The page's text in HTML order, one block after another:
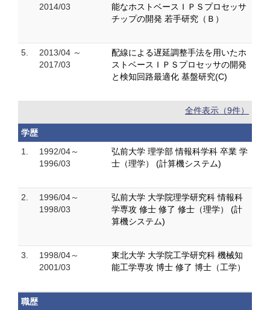
2014/03
能なホストベースＩＰＳプロセッサ
チップの開発 若手研究（Ｂ）
5.
2013/04 ～
2017/03
配線による遅延調整手法を用いたホ
ストベースＩＰＳプロセッサの開発
と検知回路最適化 基盤研究(C)
全件表示（9件）
学歴
1.
1992/04～
1996/03
弘前大学 理学部 情報科学科 卒業 学
士（理学） (計算機システム)
2.
1996/04～
1998/03
弘前大学 大学院理学研究科 情報科
学専攻 修士 修了 修士（理学） (計
算機システム)
3.
1998/04～
2001/03
東北大学 大学院工学研究科 機械知
能工学専攻 博士 修了 博士（工学）
職歴